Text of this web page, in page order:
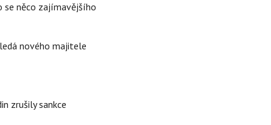
se něco zajímavějšího
nového majitele
zrušily sankce